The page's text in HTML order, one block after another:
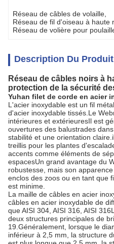
Réseau de câbles de volaille
Réseau de fil d'oiseau à haute
Réseau de volière pour
Description Du Produit
Réseau de câbles noirs à
protection de la sécurité
Yuhan filet de corde en acier
L'acier inoxydable est un fil
d'acier inoxydable tissés.Le
intérieures et extérieuresIl est
ouvertures des balustrades
stabilité et une orientation
treillis pour les plantes
accents comme éléments de
espacesUn grand avantage du
robustesse, mais son
enclos des zoos ou en tant que
est minime.
La maille de câbles en acier
câbles en acier inoxydable de
que AISI 304, AISI 316, AISI
deux structures principales de
19.Généralement, lorsque le
inférieur à 2,5 mm, la structure